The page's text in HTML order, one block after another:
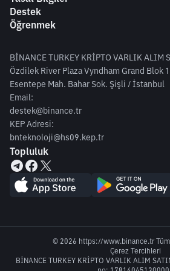
Yasal Bilgiler
Destek
Öğrenmek
BİNANCE TURKEY KRİPTO VARLIK ALIM
Özdilek River Plaza Vyndham Grand Blok
Esentepe Mah. Bahar Sok. Şişli / İstanbul
Email:
destek@binance.tr
KEP Adresi:
bnteknoloji@hs09.kep.tr